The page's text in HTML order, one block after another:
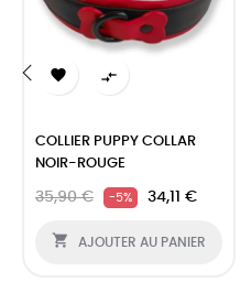
 
COLLIER PUPPY COLLAR
NOIR-ROUGE
35,90 € -5% 34,11 €
 AJOUTER AU PANIER